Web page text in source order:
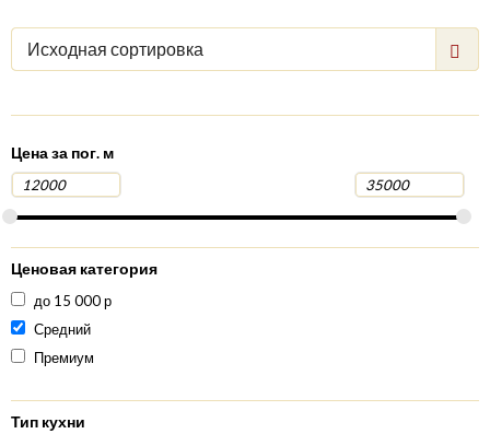
Исходная сортировка
Цена за пог. м
Ценовая категория
до 15 000 р
Средний
Премиум
Тип кухни